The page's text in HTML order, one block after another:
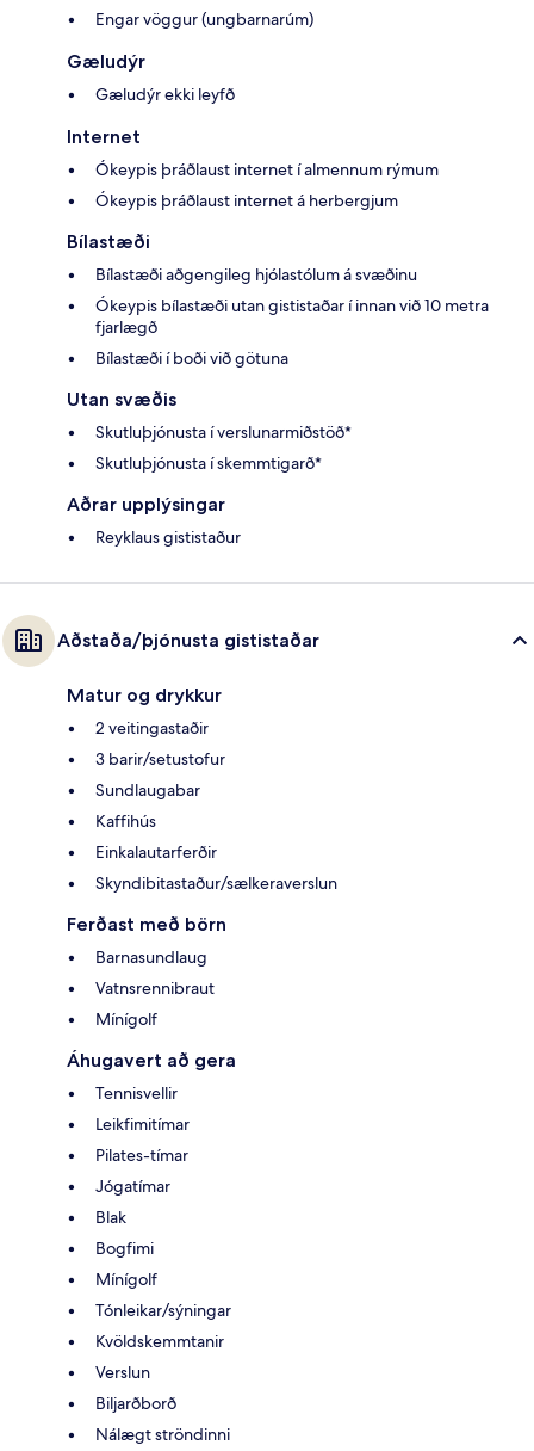
Engar vöggur (ungbarnarúm)
Gæludýr
Gæludýr ekki leyfð
Internet
Ókeypis þráðlaust internet í almennum rýmum
Ókeypis þráðlaust internet á herbergjum
Bílastæði
Bílastæði aðgengileg hjólastólum á svæðinu
Ókeypis bílastæði utan gististaðar í innan við 10 metra
fjarlægð
Bílastæði í boði við götuna
Utan svæðis
Skutluþjónusta í verslunarmiðstöð*
Skutluþjónusta í skemmtigarð*
Aðrar upplýsingar
Reyklaus gististaður
Aðstaða/þjónusta gististaðar
Matur og drykkur
2 veitingastaðir
3 barir/setustofur
Sundlaugabar
Kaffihús
Einkalautarferðir
Skyndibitastaður/sælkeraverslun
Ferðast með börn
Barnasundlaug
Vatnsrennibraut
Mínígolf
Áhugavert að gera
Tennisvellir
Leikfimitímar
Pilates-tímar
Jógatímar
Blak
Bogfimi
Mínígolf
Tónleikar/sýningar
Kvöldskemmtanir
Verslun
Biljarðborð
Nálægt ströndinni